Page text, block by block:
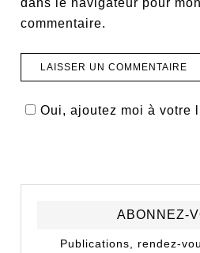
dans le navigateur pour
commentaire.
Oui, ajoutez moi à votre
ABONNEZ-
Publications, rendez-